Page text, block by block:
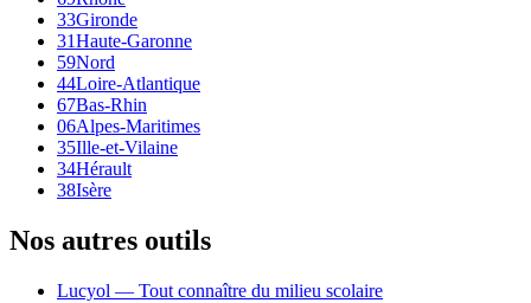
33Gironde
31Haute-Garonne
59Nord
44Loire-Atlantique
67Bas-Rhin
06Alpes-Maritimes
35Ille-et-Vilaine
34Hérault
38Isère
Nos autres outils
Lucyol — Tout connaître du milieu scolaire